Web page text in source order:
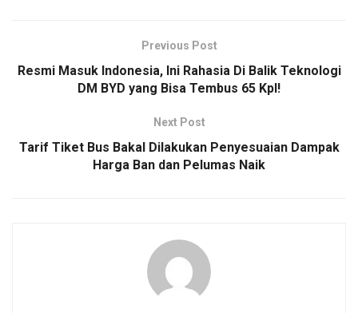
Previous Post
Resmi Masuk Indonesia, Ini Rahasia Di Balik Teknologi
DM BYD yang Bisa Tembus 65 Kpl!
Next Post
Tarif Tiket Bus Bakal Dilakukan Penyesuaian Dampak
Harga Ban dan Pelumas Naik